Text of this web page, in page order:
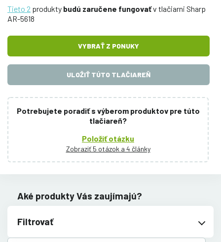
Tieto 2 produkty budú zaručene fungovaťv tlačiarni Sharp
AR-5618
VYBRAŤ Z PONUKY
ULOŽIŤ TÚTO TLAČIAREŇ
Potrebujete poradiť s výberom produktov pre túto
tlačiareň?
Položiť otázku
Zobraziť 5 otázok a 4 články
Aké produkty Vás zaujímajú?
Filtrovať